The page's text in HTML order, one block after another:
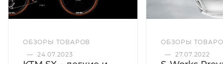
ОБЗОРЫ ТОВАРОВ
— 24.07.2023
ОБЗОРЫ
— 27.07.2022